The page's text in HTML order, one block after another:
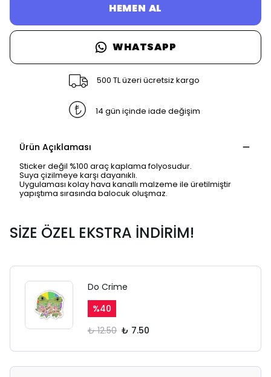
HEMEN AL
WHATSAPP
500 TL üzeri ücretsiz kargo
14 gün içinde iade değişim
Ürün Açıklaması
Sticker değil %100 araç kaplama folyosudur.
Suya çizilmeye karşı dayanıklı.
Uygulaması kolay hava kanallı malzeme ile üretilmiştir
yapıştıma sırasında balocuk oluşmaz.
SİZE ÖZEL EKSTRA İNDİRİM!
Do Crime
%40
₺ 12.50 ₺ 7.50